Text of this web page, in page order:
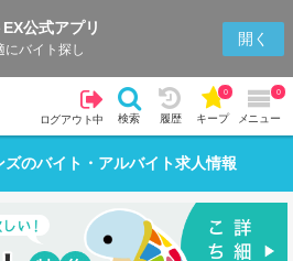
公式アプリ
にバイト探し
開く
ログアウト中 検索 履歴 キープ
0
メニュー
0
ズのバイト・アルバイト求人情報